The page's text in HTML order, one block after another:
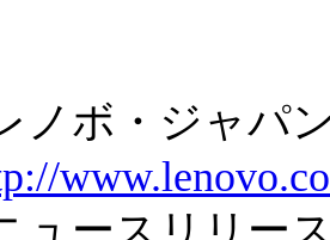
ノボ・ジャパ
ュースリリー